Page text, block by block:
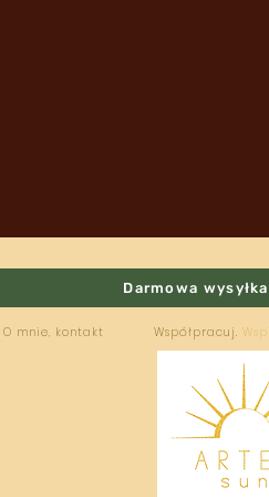
Darmowa
O mnie, kontakt Współpracuj.
SUN